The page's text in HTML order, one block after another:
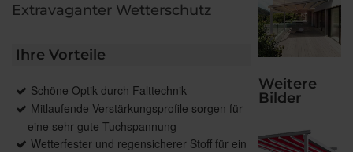
Extravaganter Wetterschutz
Ihre Vorteile
Schöne Optik durch Falttechnik
Mitlaufende Verstärkungsprofile sorgen für
eine sehr gute Tuchspannung
Wetterfester und regensicherer Stoff für ein
Weitere
Bilder